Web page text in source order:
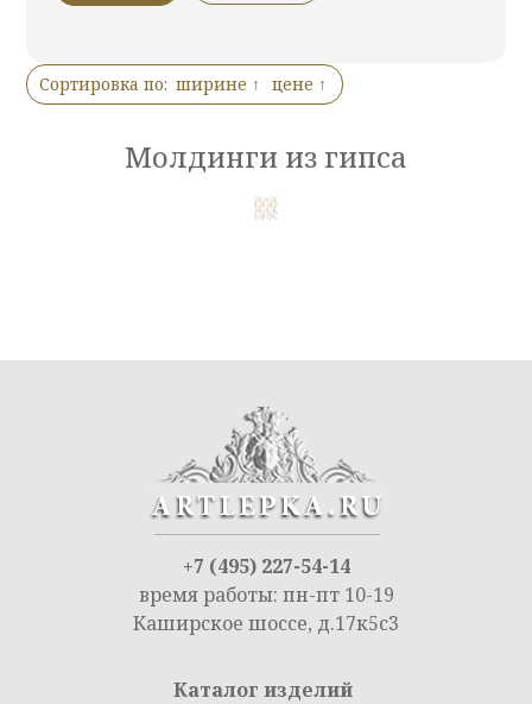
Сортировка по: ширине цене
Молдинги из гипса
+7 (495) 227-54-14
время работы: пн-пт 10-19
Каширское шоссе, д.17к5с3
Каталог изделий